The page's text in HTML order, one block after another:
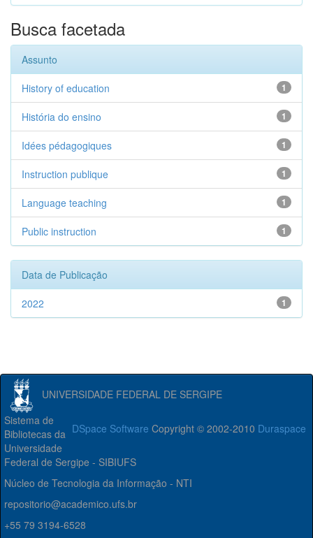
Busca facetada
Assunto
1
History of education
1
História do ensino
1
Idées pédagogiques
1
Instruction publique
1
Language teaching
1
Public instruction
Data de Publicação
1
2022
UNIVERSIDADE FEDERAL DE SERGIPE
DSpace Software Copyright © 2002-2010 Duraspace
Sistema de
Bibliotecas da
Universidade
Federal de Sergipe - SIBIUFS
Núcleo de Tecnologia da Informação - NTI
repositorio@academico.ufs.br
+55 79 3194-6528